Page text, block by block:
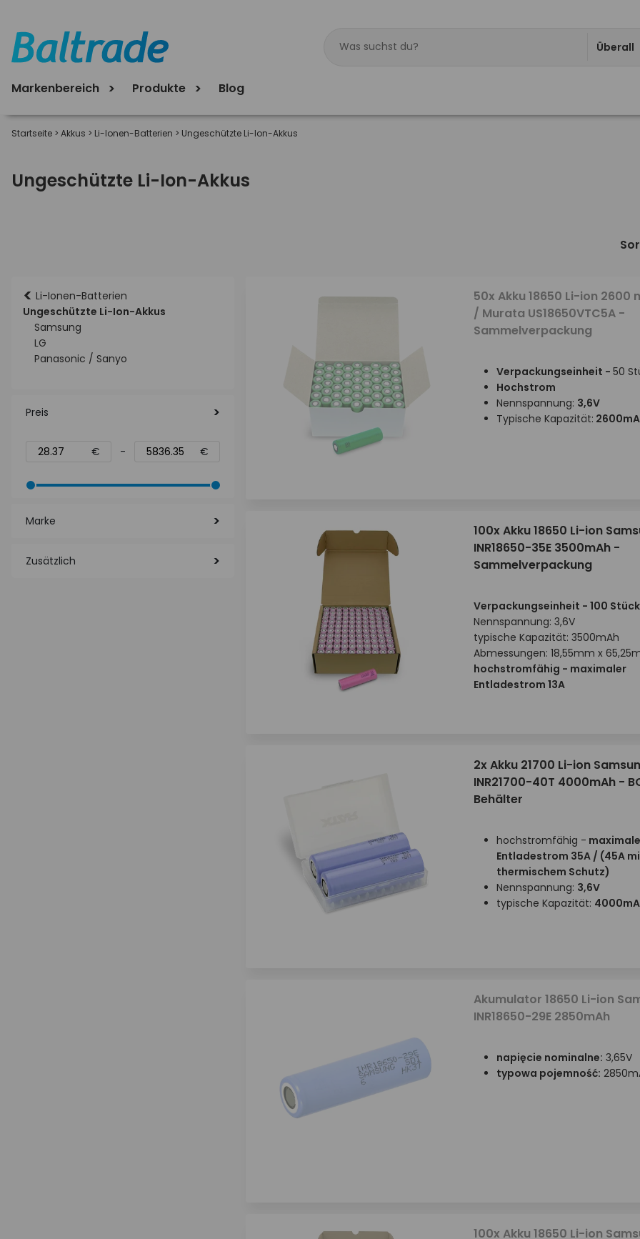
Überall
Produkte
Markenbereich Blog
Startseite > Akkus > Li-Ionen-Batterien > Ungeschützte Li-Ion-Akkus
Ungeschützte Li-Ion-Akkus
< Li-Ionen-Batterien
Ungeschützte Li-Ion-Akkus
Samsung
LG
Panasonic / Sanyo
Preis
€ - €
Marke
Zusätzlich
50x Akku 18650 Li-ion 2600
/ Murata US18650VTC5A -
Sammelverpackung
Verpackungseinheit - 50
Hochstrom
Nennspannung: 3,6V
Typische Kapazität:
100x Akku 18650 Li-ion
INR18650-35E 3500mAh -
Sammelverpackung
Verpackungseinheit - 100 Stück
Nennspannung: 3,6V
typische Kapazität: 3500mAh
Abmessungen: 18,55mm x
hochstromfähig - maximaler
Entladestrom 13A
2x Akku 21700 Li-ion
INR21700-40T 4000mAh -
Behälter
hochstromfähig -
Entladestrom 35A / (45A
thermischem Schutz)
Nennspannung: 3,6V
typische Kapazität:
Akumulator 18650 Li-ion
INR18650-29E 2850mAh
napięcie nominalne: 3,65V
typowa pojemność:
100x Akku 18650 Li-ion